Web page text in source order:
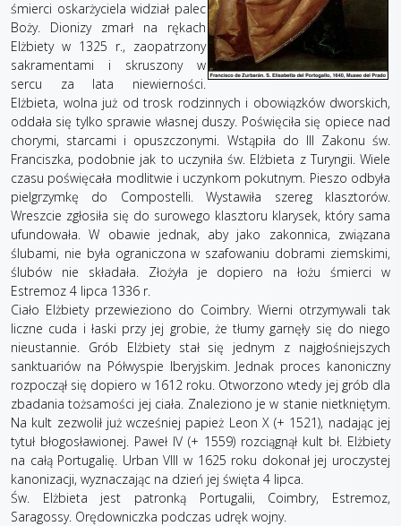
śmierci oskarżyciela widział palec
Boży. Dionizy zmarł na rękach
Elżbiety w 1325 r., zaopatrzony
sakramentami i skruszony w
sercu za lata niewierności.
Elżbieta, wolna już od trosk rodzinnych i obowiązków dworskich,
oddała się tylko sprawie własnej duszy. Poświęciła się opiece nad
chorymi, starcami i opuszczonymi. Wstąpiła do III Zakonu św.
Franciszka, podobnie jak to uczyniła św. Elżbieta z Turyngii. Wiele
czasu poświęcała modlitwie i uczynkom pokutnym. Pieszo odbyła
pielgrzymkę do Compostelli. Wystawiła szereg klasztorów.
Wreszcie zgłosiła się do surowego klasztoru klarysek, który sama
ufundowała. W obawie jednak, aby jako zakonnica, związana
ślubami, nie była ograniczona w szafowaniu dobrami ziemskimi,
ślubów nie składała. Złożyła je dopiero na łożu śmierci w
Estremoz 4 lipca 1336 r.
Ciało Elżbiety przewieziono do Coimbry. Wierni otrzymywali tak
liczne cuda i łaski przy jej grobie, że tłumy garnęły się do niego
nieustannie. Grób Elżbiety stał się jednym z najgłośniejszych
sanktuariów na Półwyspie Iberyjskim. Jednak proces kanoniczny
rozpoczął się dopiero w 1612 roku. Otworzono wtedy jej grób dla
zbadania tożsamości jej ciała. Znaleziono je w stanie nietkniętym.
Na kult zezwolił już wcześniej papież Leon X (+ 1521), nadając jej
tytuł błogosławionej. Paweł IV (+ 1559) rozciągnął kult bł. Elżbiety
na całą Portugalię. Urban VIII w 1625 roku dokonał jej uroczystej
kanonizacji, wyznaczając na dzień jej święta 4 lipca.
Św. Elżbieta jest patronką Portugalii, Coimbry, Estremoz,
Saragossy. Orędowniczka podczas udręk wojny.